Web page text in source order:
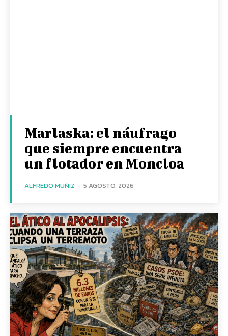
Marlaska: el náufrago
que siempre encuentra
un flotador en Moncloa
ALFREDO MUÑIZ - 5 AGOSTO, 2026